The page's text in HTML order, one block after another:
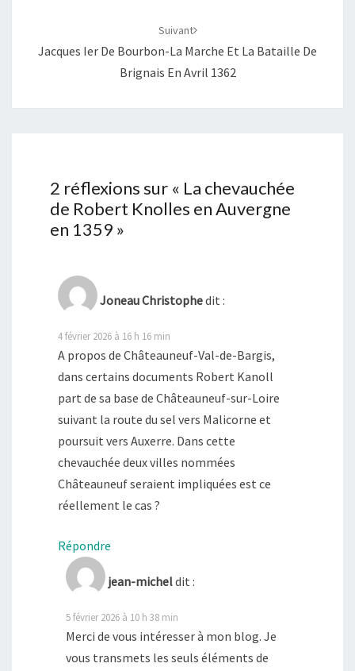
Suivant
Jacques Ier De Bourbon-La Marche Et La Bataille De
Brignais En Avril 1362
2 réflexions sur « La chevauchée
de Robert Knolles en Auvergne
en 1359 »
Joneau Christophedit :
4 février 2026 à 16 h 16 min
A propos de Châteauneuf-Val-de-Bargis,
dans certains documents Robert Kanoll
part de sa base de Châteauneuf-sur-Loire
suivant la route du sel vers Malicorne et
poursuit vers Auxerre. Dans cette
chevauchée deux villes nommées
Châteauneuf seraient impliquées est ce
réellement le cas ?
Répondre
jean-micheldit :
5 février 2026 à 10 h 38 min
Merci de vous intéresser à mon blog. Je
vous transmets les seuls éléments de